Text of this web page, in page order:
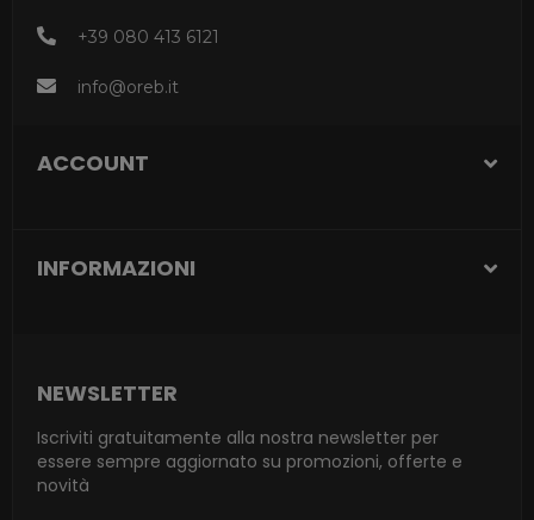
+39 080 413 6121
info@oreb.it
ACCOUNT
INFORMAZIONI
NEWSLETTER
Iscriviti gratuitamente alla nostra newsletter per
essere sempre aggiornato su promozioni, offerte e
novità